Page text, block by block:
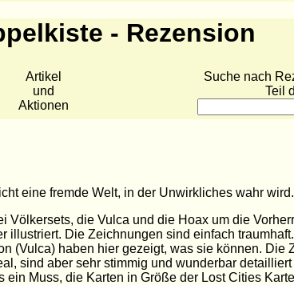
- Rezension
Artikel
und
Aktionen
Suche nach
Teil
eine fremde Welt, in der Unwirkliches wahr wird.
Völkersets, die Vulca und die Hoax um die
illustriert. Die Zeichnungen sind einfach
(Vulca) haben hier gezeigt, was sie können. Die
sind aber sehr stimmig und wunderbar
ein Muss, die Karten in Größe der Lost Cities